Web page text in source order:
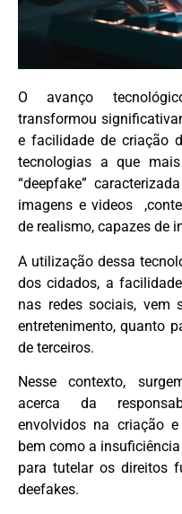
O avanço
transformou
e facilidade de criação
tecnologias a que
“deepfake”
imagens e videos
de realismo, capazes de
A utilização dessa
dos cidados, a
nas redes sociais, vem
entretenimento, quanto
de terceiros.
Nesse contexto,
acerca da
envolvidos na criação
bem como a
para tutelar os direitos
deefakes.